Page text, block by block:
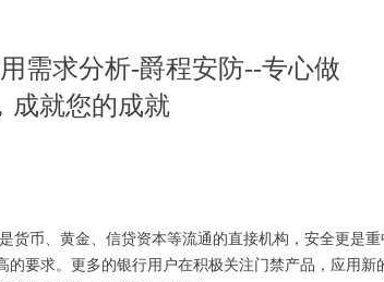
需求分析-爵程安防--专心做
成就您的成就
货币、黄金、信贷资本等流通的直接机构，安全更是
要求。更多的银行用户在积极关注门禁产品，应用